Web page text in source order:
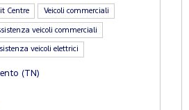
Centre Veicoli commerciali
veicoli commerciali
veicoli elettrici
(TN)